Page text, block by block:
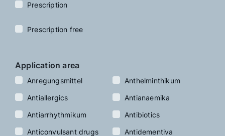
Prescription
Prescription free
Application area
Anregungsmittel
Anthelminthikum
Antiallergics
Antianaemika
Antiarrhythmikum
Antibiotics
Anticonvulsant drugs
Antidementiva